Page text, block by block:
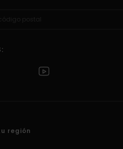
región